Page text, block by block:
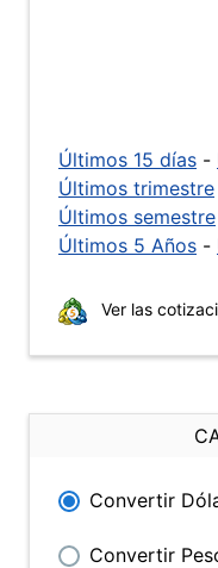
Últimos 15 días -
Últimos trimestre
Últimos semestre
Últimos 5 Años -
Ver las
Convertir
Convertir